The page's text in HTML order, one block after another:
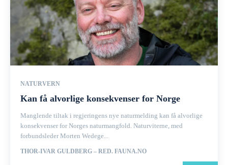
NATURVERN
Kan få alvorlige konsekvenser for Norge
Manglende tiltak i regjeringens nye naturmelding kan få alvorlige
konsekvenser for Norges naturmangfold. Naturviterne, med
forbundsleder Morten Wedege...
THOR-IVAR GULDBERG – RED. FAUNA.NO